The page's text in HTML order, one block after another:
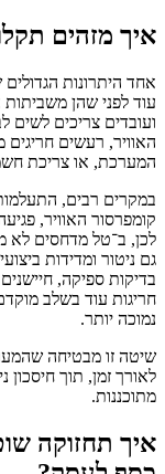
איך מזהים
אחד היתרונות
עוד לפני שהן משביתות
ועובדים צריכים לשים
האוויר, רעשים
המערכת, או צריכת
במקרים רבים,
קומפרסור האוויר,
לכן, ב־טל מדחסים לא
גם ניטור ומדידות
בדיקות ספיקה,
חריגות עוד בשלב
נמוכה יותר.
שיטה זו מבטיחה
לאורך זמן, תוך חיסכון
מתוכננות.
איך תחזוקה